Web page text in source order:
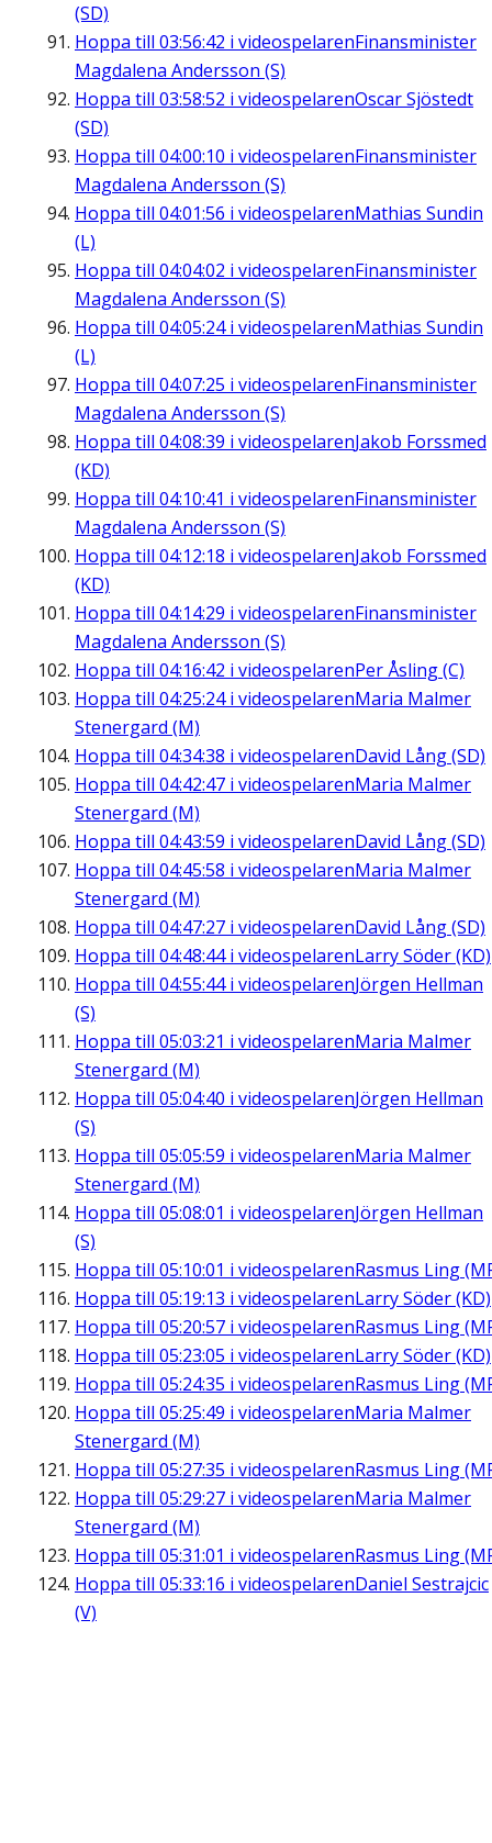
(SD)
Hoppa till 03:56:42 i videospelarenFinansminister
Magdalena Andersson (S)
Hoppa till 03:58:52 i videospelarenOscar Sjöstedt
(SD)
Hoppa till 04:00:10 i videospelarenFinansminister
Magdalena Andersson (S)
Hoppa till 04:01:56 i videospelarenMathias Sundin
(L)
Hoppa till 04:04:02 i videospelarenFinansminister
Magdalena Andersson (S)
Hoppa till 04:05:24i videospelarenMathias Sundin
(L)
Hoppa till 04:07:25 i videospelarenFinansminister
Magdalena Andersson (S)
Hoppa till 04:08:39 i videospelarenJakob Forssmed
(KD)
Hoppa till 04:10:41 i videospelarenFinansminister
Magdalena Andersson (S)
Hoppa till 04:12:18 i videospelarenJakob Forssmed
(KD)
Hoppa till 04:14:29 i videospelarenFinansminister
Magdalena Andersson (S)
Hoppa till 04:16:42 i videospelarenPer Åsling (C)
Hoppa till 04:25:24i videospelarenMaria Malmer
Stenergard (M)
Hoppa till 04:34:38 i videospelarenDavid Lång (SD)
Hoppa till 04:42:47 i videospelarenMaria Malmer
Stenergard (M)
Hoppa till 04:43:59 i videospelarenDavid Lång (SD)
Hoppa till 04:45:58 i videospelarenMaria Malmer
Stenergard (M)
Hoppa till 04:47:27 i videospelarenDavid Lång (SD)
Hoppa till 04:48:44i videospelarenLarry Söder (KD)
Hoppa till 04:55:44i videospelarenJörgen Hellman
(S)
Hoppa till 05:03:21 i videospelarenMaria Malmer
Stenergard (M)
Hoppa till 05:04:40 i videospelarenJörgen Hellman
(S)
Hoppa till 05:05:59 i videospelarenMaria Malmer
Stenergard (M)
Hoppa till 05:08:01 i videospelarenJörgen Hellman
(S)
Hoppa till 05:10:01 i videospelarenRasmus Ling
Hoppa till 05:19:13 i videospelarenLarry Söder (KD)
Hoppa till 05:20:57 i videospelarenRasmus Ling
Hoppa till 05:23:05 i videospelarenLarry Söder (KD)
Hoppa till 05:24:35 i videospelarenRasmus Ling
Hoppa till 05:25:49 i videospelarenMaria Malmer
Stenergard (M)
Hoppa till 05:27:35 i videospelarenRasmus Ling
Hoppa till 05:29:27 i videospelarenMaria Malmer
Stenergard (M)
Hoppa till 05:31:01 i videospelarenRasmus Ling
Hoppa till 05:33:16 i videospelarenDaniel Sestrajcic
(V)